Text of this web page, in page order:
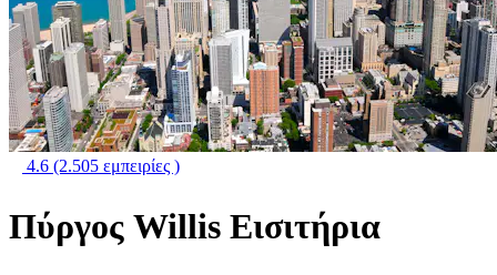
4.6 (2.505 εμπειρίες )
Πύργος Willis Εισιτήρια